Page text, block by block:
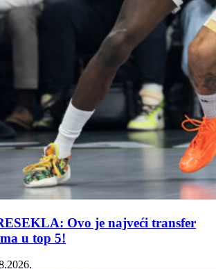
Ovo je najveći transfer
u top 5!